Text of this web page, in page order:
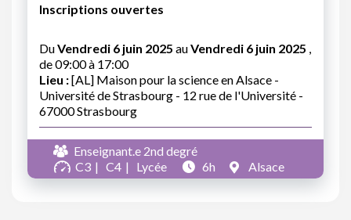
Inscriptions ouvertes
DuVendredi 6 juin 2025 auVendredi 6 juin 2025 ,
de 09:00 à 17:00
Lieu :[AL] Maison pour la science en Alsace -
Université de Strasbourg - 12 rue de l'Université -
67000 Strasbourg
Enseignant.e 2nd degré
C3
C4 Lycée 6h Alsace